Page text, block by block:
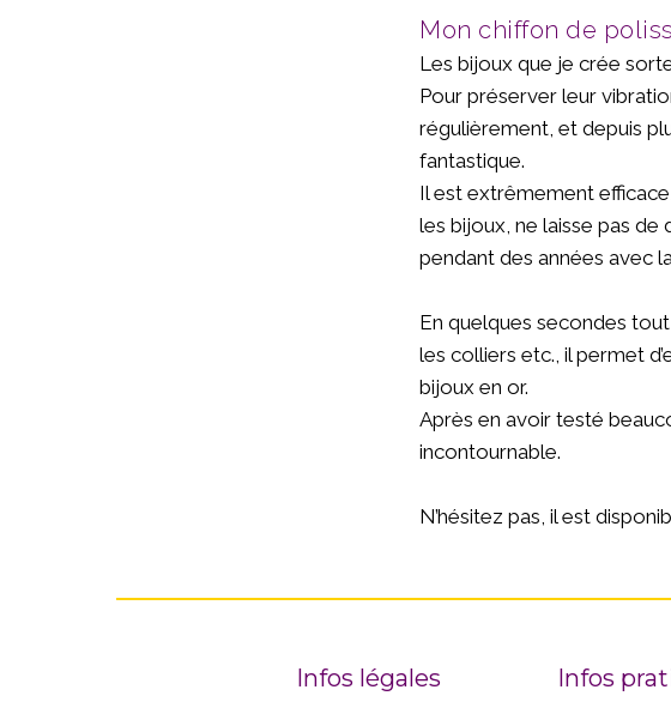
Mon chiffon de
Les bijoux que je crée
Pour préserver leur
régulièrement, et depuis
fantastique.
Il est extrêmement
les bijoux, ne laisse pas de
pendant des années avec
En quelques secondes
les colliers etc., il permet
bijoux en or.
Après en avoir testé
incontournable.
N’hésitez pas, il est
Infos légales Infos